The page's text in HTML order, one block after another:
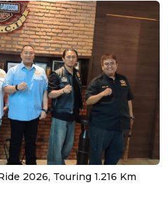
2026, Touring 1.216 Km